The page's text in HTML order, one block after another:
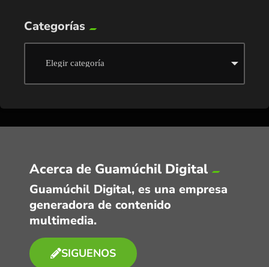
Categorías
Acerca de Guamúchil Digital
Guamúchil Digital, es una empresa
generadora de contenido
multimedia.
SIGUENOS